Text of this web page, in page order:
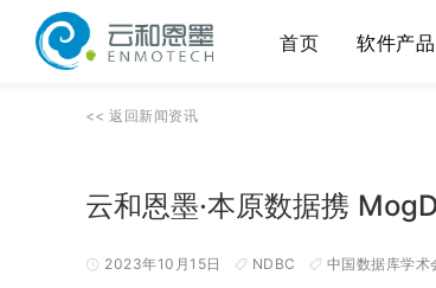
首页 软件产品
<< 返回新闻资讯
云和恩墨·本原数据携
2023年10月15日 NDBC 中国数据库学术